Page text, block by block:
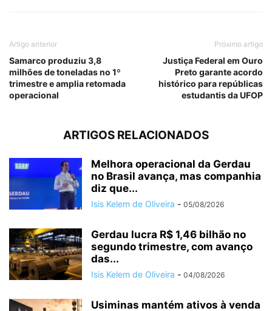
Artigo anterior
Samarco produziu 3,8
milhões de toneladas no 1º
trimestre e amplia retomada
operacional
Próximo artigo
Justiça Federal em Ouro
Preto garante acordo
histórico para repúblicas
estudantis da UFOP
ARTIGOS RELACIONADOS
Melhora operacional da Gerdau
no Brasil avança, mas companhia
diz que...
Isis Kelem de Oliveira - 05/08/2026
Gerdau lucra R$ 1,46 bilhão no
segundo trimestre, com avanço
das...
Isis Kelem de Oliveira - 04/08/2026
Usiminas mantém ativos à venda